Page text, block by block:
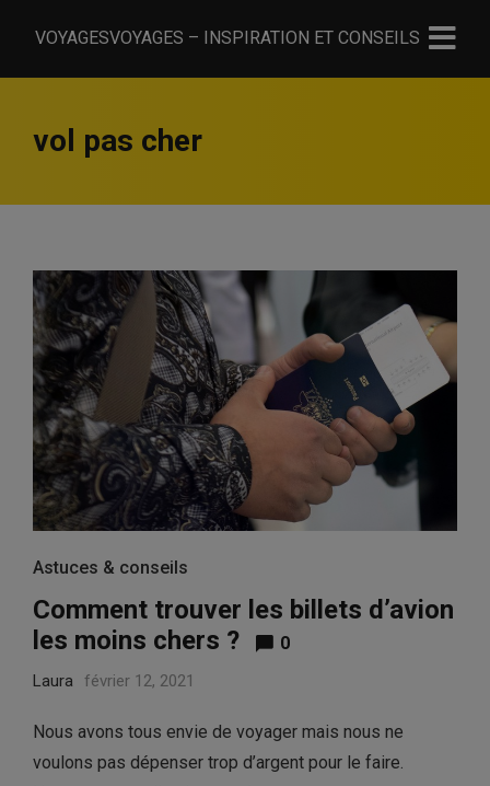
VOYAGESVOYAGES – INSPIRATION ET CONSEILS
vol pas cher
Astuces & conseils
Comment trouver les billets d’avion
les moins chers ?
0
Laura février 12, 2021
Nous avons tous envie de voyager mais nous ne
voulons pas dépenser trop d’argent pour le faire.